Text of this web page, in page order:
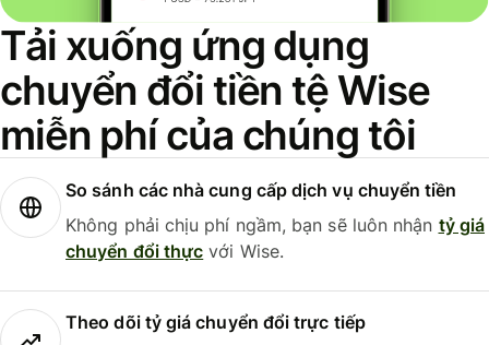
Tải xuống ứng dụng
chuyển đổi tiền tệ Wise
miễn phí của chúng tôi
So sánh các nhà cung cấp dịch vụ chuyển tiền
Không phải chịu phí ngầm, bạn sẽ luôn nhận tỷ giá
chuyển đổi thực với Wise.
Theo dõi tỷ giá chuyển đổi trực tiếp